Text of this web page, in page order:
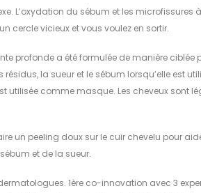
L’oxydation du sébum et les microfissures
cercle vicieux et vous voulez en sortir.
profonde a été formulée de manière ciblée
la sueur et le sébum lorsqu’elle est
utilisée comme masque. Les cheveux sont
un peeling doux sur le cuir chevelu pour
et de la sueur.
1ère co-innovation avec 3